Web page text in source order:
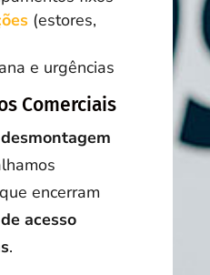
(estores,
e urgências
Comerciais
desmontagem
encerram
acesso
.